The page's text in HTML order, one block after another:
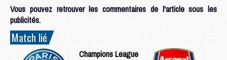
Vous pouvez retrouver les commentaires de l'article sous les
publicités.
Match lié
Champions League